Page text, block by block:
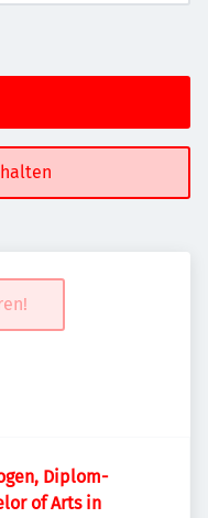
Diplom-
of Arts in